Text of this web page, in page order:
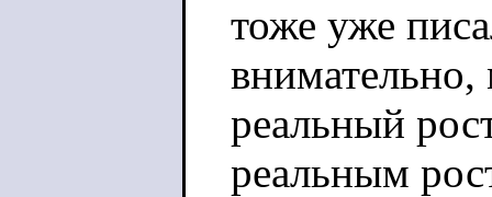
тоже уже
реальный
реальным